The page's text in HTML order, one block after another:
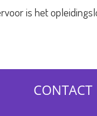
is het
CONTACT